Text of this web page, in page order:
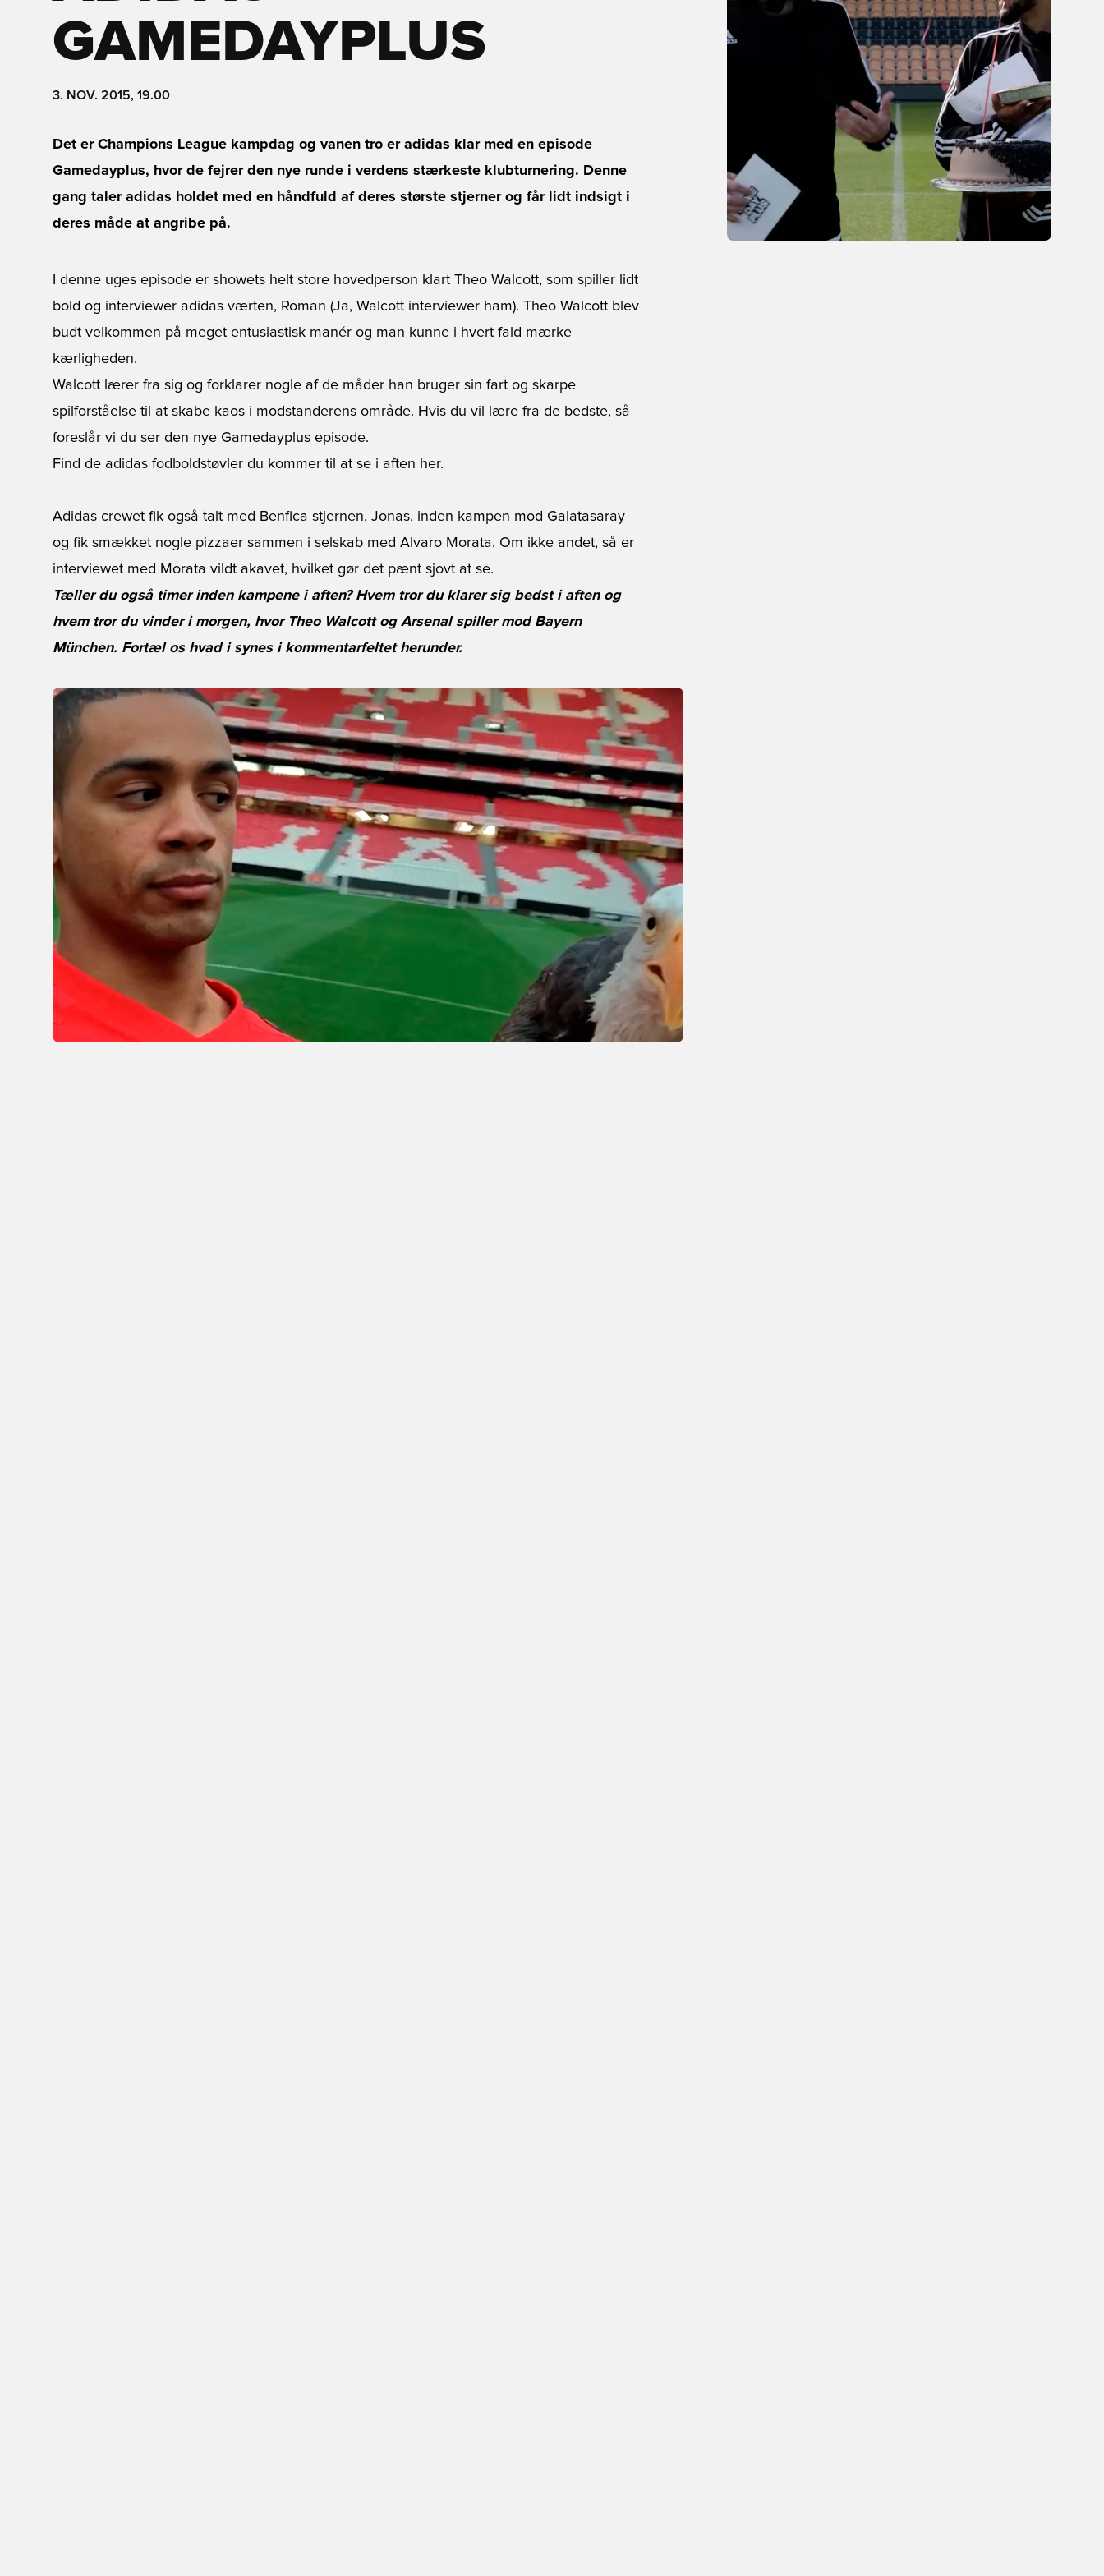
GAMEDAYPLUS
3. NOV. 2015, 19.00
Det er Champions League kampdag og vanen tro er adidas klar med en episode
Gamedayplus, hvor de fejrer den nye runde i verdens stærkeste klubturnering. Denne
gang taler adidas holdet med en håndfuld af deres største stjerner og får lidt indsigt i
deres måde at angribe på.
I denne uges episode er showets helt store hovedperson klart Theo Walcott, som spiller lidt
bold og interviewer adidas værten, Roman (Ja, Walcott interviewer ham). Theo Walcott blev
budt velkommen på meget entusiastisk manér og man kunne i hvert fald mærke
kærligheden.
Walcott lærer fra sig og forklarer nogle af de måder han bruger sin fart og skarpe
spilforståelse til at skabe kaos i modstanderens område. Hvis du vil lære fra de bedste, så
foreslår vi du ser den nye Gamedayplus episode.
Find de adidas fodboldstøvler du kommer til at se i aften her.
Adidas crewet fik også talt med Benfica stjernen, Jonas, inden kampen mod Galatasaray
og fik smækket nogle pizzaer sammen i selskab med Alvaro Morata. Om ikke andet, så er
interviewet med Morata vildt akavet, hvilket gør det pænt sjovt at se.
Tæller du også timer inden kampene i aften? Hvem tror du klarer sig bedst i aften og
hvem tror du vinder i morgen, hvor Theo Walcott og Arsenal spiller mod Bayern
München. Fortæl os hvad i synes i kommentarfeltet herunder.